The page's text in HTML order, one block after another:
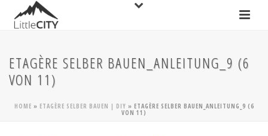
ETAGÈRE SELBER BAUEN_ANLEITUNG_9 (6
VON 11)
HOME » ETAGÈRE SELBER BAUEN | DIY » ETAGÈRE SELBER BAUEN_ANLEITUNG_9 (6
VON 11)